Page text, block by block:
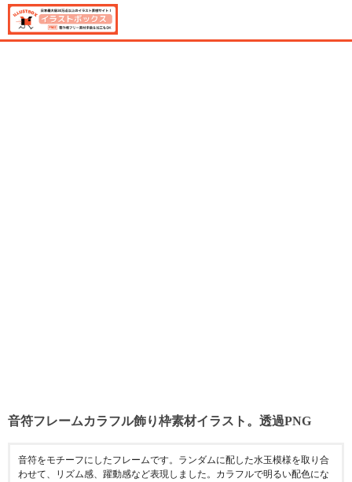
音符フレームカラフル飾り枠素材イラスト。透過PNG
音符をモチーフにしたフレームです。ランダムに配した水玉模様を取り合
わせて、リズム感、躍動感など表現しました。カラフルで明るい配色にな